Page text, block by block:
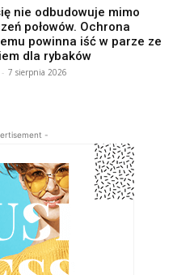
nie odbudowuje mimo
połowów. Ochrona
powinna iść w parze ze
dla rybaków
- 7 sierpnia 2026
-